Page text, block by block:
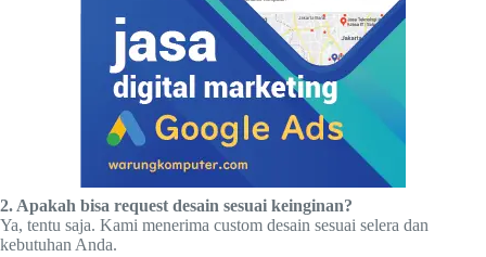
2. Apakah bisa request desain sesuai keinginan?
Ya, tentu saja. Kami menerima custom desain sesuai selera dan
kebutuhan Anda.